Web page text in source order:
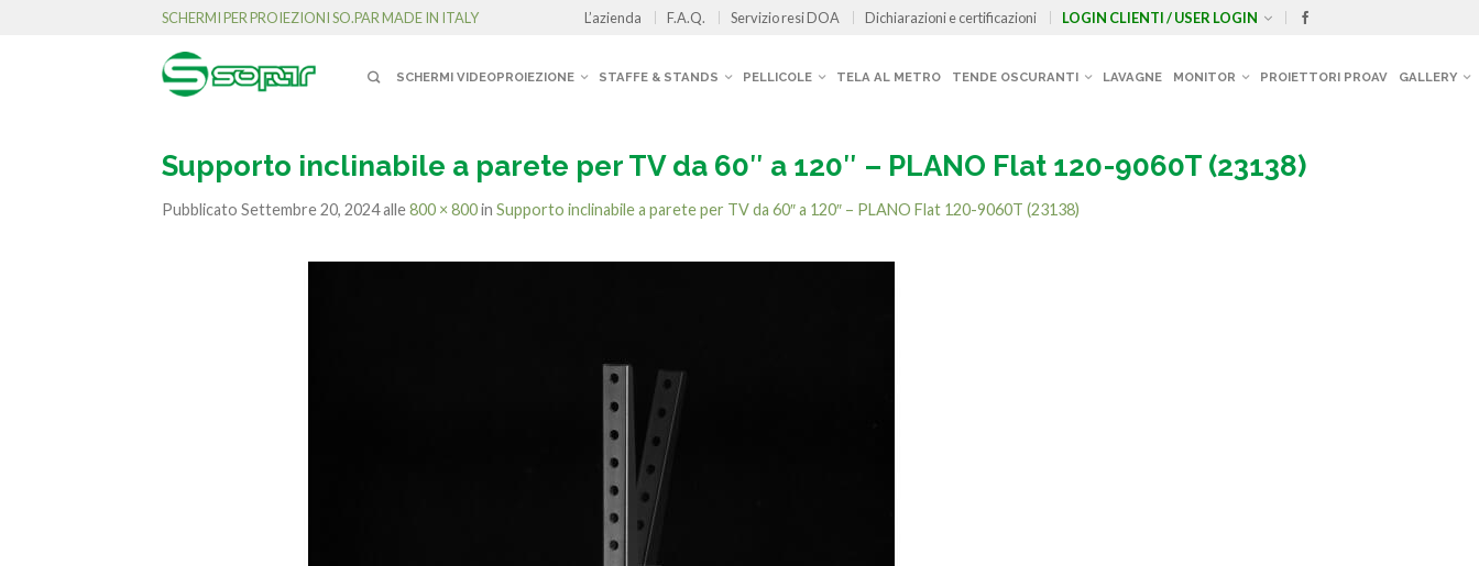
SCHERMI PER PROIEZIONI SO.PAR MADE IN ITALY L’azienda F.A.Q. Servizio resi DOA Dichiarazioni e certificazioni LOGIN CLIENTI / USER LOGIN
SCHERMI VIDEOPROIEZIONE STAFFE & STANDS PELLICOLE TELA AL METRO TENDE OSCURANTI LAVAGNE MONITOR PROIETTORI PROAV GALLERY
Supporto inclinabile a parete per TV da 60″ a 120″ – PLANO Flat 120-9060T (23138)
Pubblicato Settembre 20, 2024alle800 × 800in Supporto inclinabile a parete per TV da 60″ a 120″ – PLANO Flat 120-9060T (23138)